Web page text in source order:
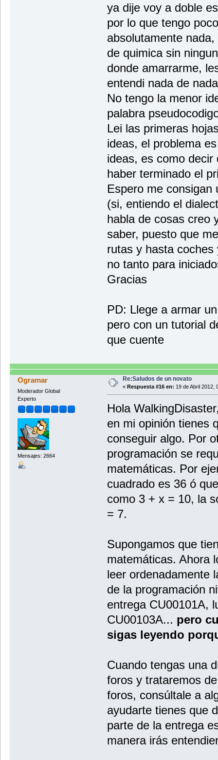
ya dije voy a doble
por lo que tengo
absolutamente
de quimica sin
donde amarrarme,
entendi nada de
No tengo la menor
palabra
Lei las primeras
ideas, el problema
ideas, es como
haber terminado el
Espero me consigan
(si, entiendo el
habla de cosas creo
saber, puesto que
rutas y hasta
no tanto para
Gracias
PD: Llege a armar
pero con un tutorial
que cuente
Ogramar
Moderador Global
Experto
Mensajes: 2664
Re:Saludos de un novato
« Respuesta #16 en: 19 de Abril 2012,
Hola
en mi opinión tienes
conseguir algo. Por
programación se
matemáticas. Por
cuadrado es 36 ó
como 3 + x = 10, la
= 7.
Supongamos que
matemáticas. Ahora
leer ordenadamente
de la programación
entrega CU00101A,
CU00103A... pero
sigas leyendo
Cuando tengas una
foros y trataremos
foros, consúltale a
ayudarte tienes que
parte de la entrega
manera irás